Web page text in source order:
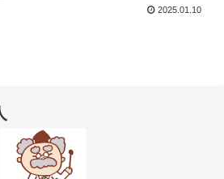
2025.01.10